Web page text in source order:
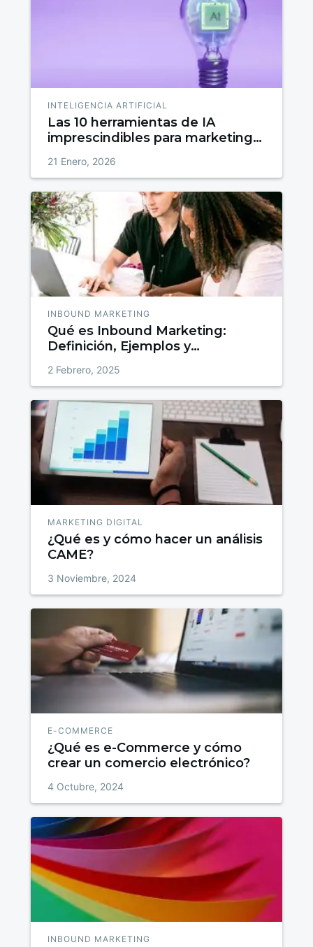
INTELIGENCIA ARTIFICIAL
Las 10 herramientas de IA
imprescindibles para marketing
21 Enero, 2026
INBOUND MARKETING
Qué es Inbound Marketing:
Definición, Ejemplos y
y Fidelizar
2 Febrero, 2025
MARKETING DIGITAL
¿Qué es y cómo hacer un análisis
CAME?
3 Noviembre, 2024
E-COMMERCE
¿Qué es e-Commerce y cómo
crear un comercio electrónico?
4 Octubre, 2024
INBOUND MARKETING